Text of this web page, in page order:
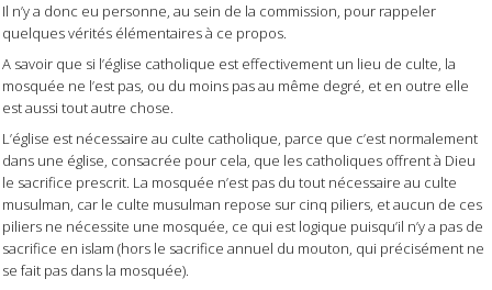
Il n’y a donc eu personne, au sein de la commission, pour rappeler
quelques vérités élémentaires à ce propos.
A savoir que si l’église catholique est effectivement un lieu de culte, la
mosquée ne l’est pas, ou du moins pas au même degré, et en outre elle
est aussi tout autre chose.
L’église est nécessaire au culte catholique, parce que c’est normalement
dans une église, consacrée pour cela, que les catholiques offrent à Dieu
le sacrifice prescrit. La mosquée n’est pas du tout nécessaire au culte
musulman, car le culte musulman repose sur cinq piliers, et aucun de ces
piliers ne nécessite une mosquée, ce qui est logique puisqu’il n’y a pas de
sacrifice en islam (hors le sacrifice annuel du mouton, qui précisément ne
se fait pas dans la mosquée).